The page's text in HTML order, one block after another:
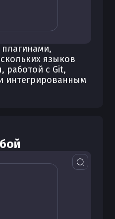
языков
работой с Git,
интегрированным